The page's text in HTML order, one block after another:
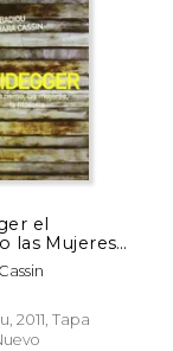
ha publicado
La
Unidos
(2014).
el
las Mujeres
2011, Tapa